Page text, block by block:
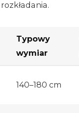
Typowy
wymiar
140–180 cm